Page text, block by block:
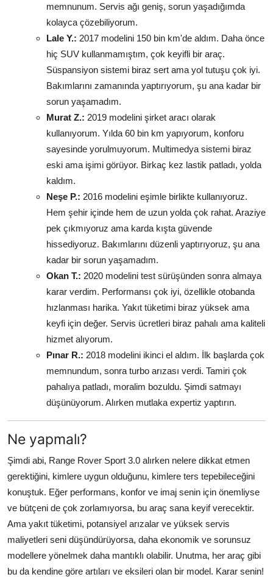
memnunum. Servis ağı geniş, sorun yaşadığımda
kolayca çözebiliyorum.
Lale Y.: 2017 modelini 150 bin km'de aldım. Daha önce
hiç SUV kullanmamıştım, çok keyifli bir araç.
Süspansiyon sistemi biraz sert ama yol tutuşu çok iyi.
Bakımlarını zamanında yaptırıyorum, şu ana kadar bir
sorun yaşamadım.
Murat Z.: 2019 modelini şirket aracı olarak
kullanıyorum. Yılda 60 bin km yapıyorum, konforu
sayesinde yorulmuyorum. Multimedya sistemi biraz
eski ama işimi görüyor. Birkaç kez lastik patladı, yolda
kaldım.
Neşe P.: 2016 modelini eşimle birlikte kullanıyoruz.
Hem şehir içinde hem de uzun yolda çok rahat. Araziye
pek çıkmıyoruz ama karda kışta güvende
hissediyoruz. Bakımlarını düzenli yaptırıyoruz, şu ana
kadar bir sorun yaşamadım.
Okan T.: 2020 modelini test sürüşünden sonra almaya
karar verdim. Performansı çok iyi, özellikle otobanda
hızlanması harika. Yakıt tüketimi biraz yüksek ama
keyfi için değer. Servis ücretleri biraz pahalı ama kaliteli
hizmet alıyorum.
Pınar R.: 2018 modelini ikinci el aldım. İlk başlarda çok
memnundum, sonra turbo arızası verdi. Tamiri çok
pahalıya patladı, moralim bozuldu. Şimdi satmayı
düşünüyorum. Alırken mutlaka expertiz yaptırın.
Ne yapmalı?
Şimdi abi, Range Rover Sport 3.0 alırken nelere dikkat etmen
gerektiğini, kimlere uygun olduğunu, kimlere ters tepebileceğini
konuştuk. Eğer performans, konfor ve imaj senin için önemliyse
ve bütçeni de çok zorlamıyorsa, bu araç sana keyif verecektir.
Ama yakıt tüketimi, potansiyel arızalar ve yüksek servis
maliyetleri seni düşündürüyorsa, daha ekonomik ve sorunsuz
modellere yönelmek daha mantıklı olabilir. Unutma, her araç gibi
bu da kendine göre artıları ve eksileri olan bir model. Karar senin!